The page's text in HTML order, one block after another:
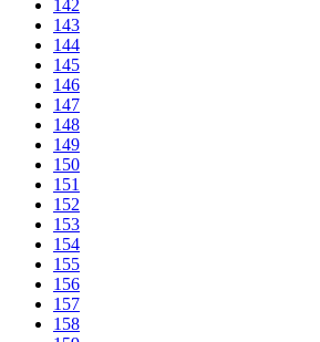
142
143
144
145
146
147
148
149
150
151
152
153
154
155
156
157
158